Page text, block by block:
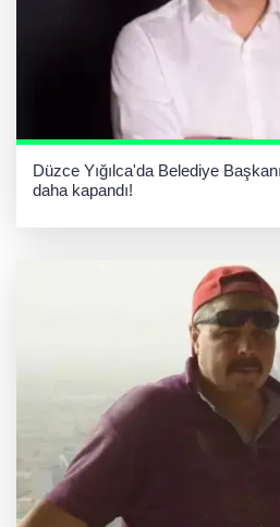
Düzce Yığılca'da Belediye
daha kapandı!